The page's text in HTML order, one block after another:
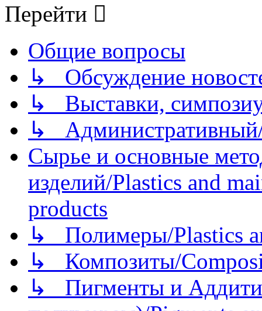
Перейти
Общие вопросы
↳ Обсуждение
↳ Выставки,
↳
Сырье и основные
изделий/Plastics and
products
↳ Полимеры/Plastics
↳ Композиты/
↳ Пигменты и